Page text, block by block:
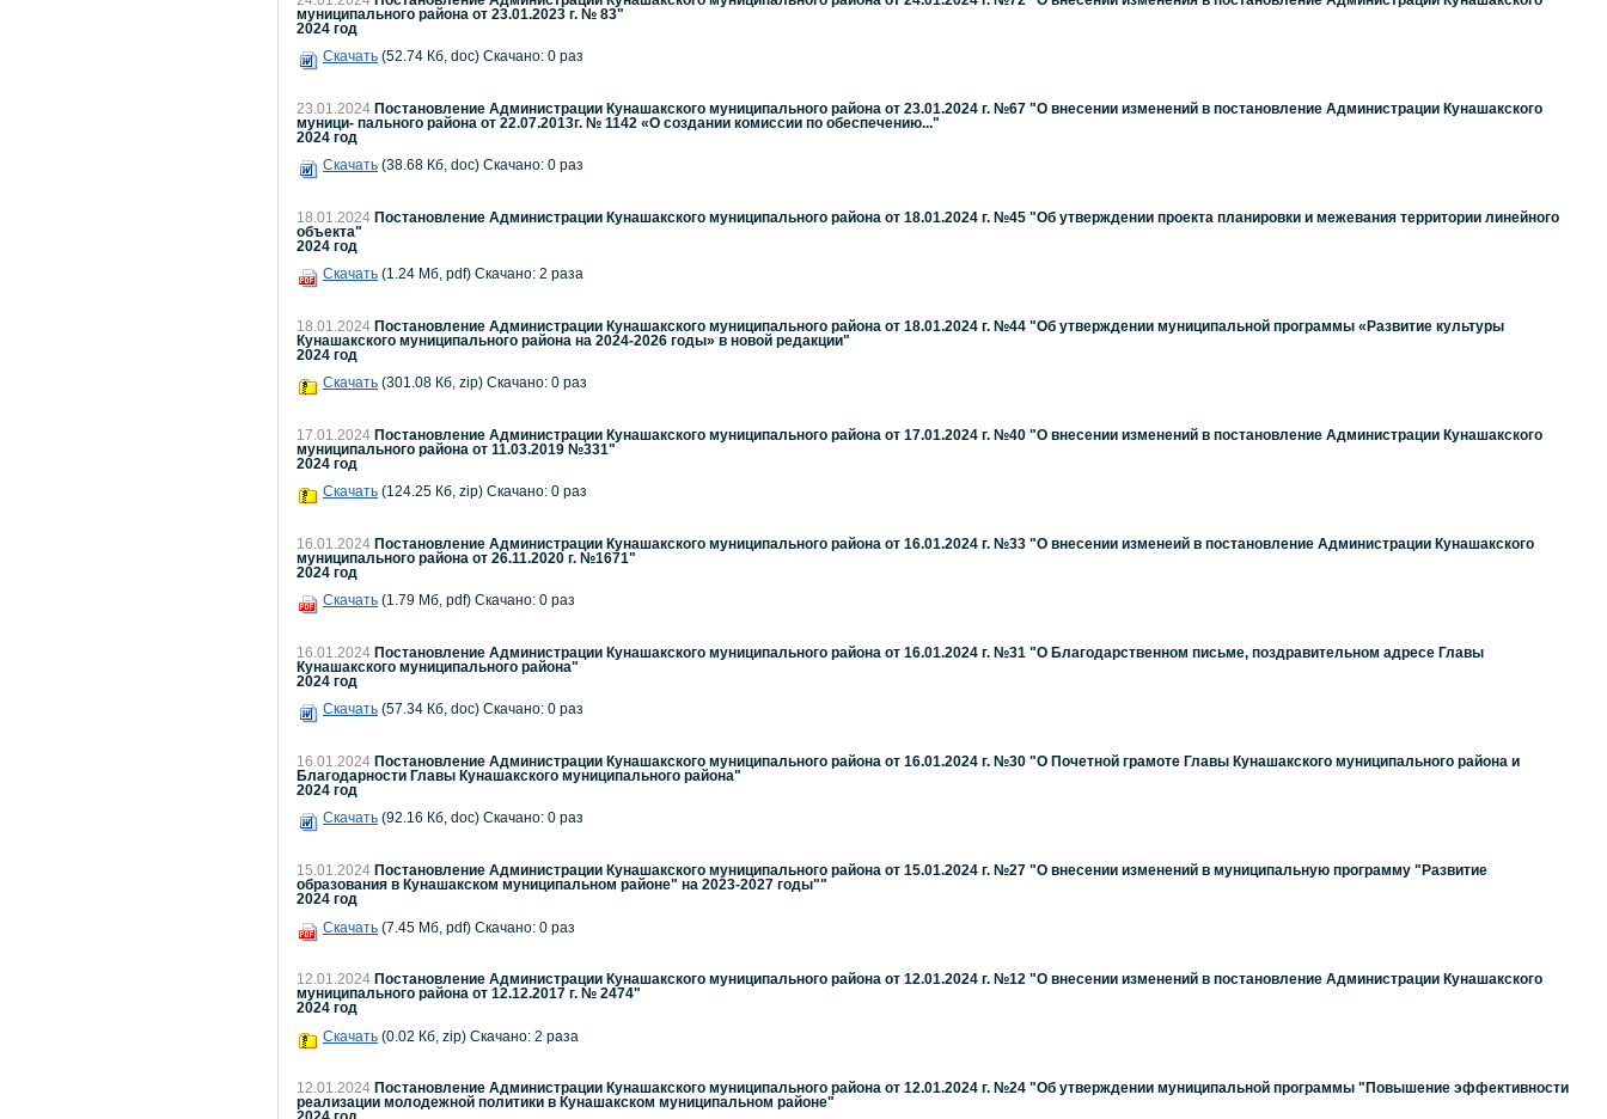
муниципального района от 23.01.2023 г. № 83"
2024 год
Скачать (52.74 Кб, doc) Скачано: 0 раз
23.01.2024 Постановление Администрации Кунашакского муниципального района от 23.01.2024 г. №67 "О внесении изменений в постановление Администрации Кунашакского
муници- пального района от 22.07.2013г. № 1142 «О создании комиссии по обеспечению..."
2024 год
Скачать (38.68 Кб, doc) Скачано: 0 раз
18.01.2024 Постановление Администрации Кунашакского муниципального района от 18.01.2024 г. №45 "Об утверждении проекта планировки и межевания территории линейного
объекта"
2024 год
Скачать (1.24 Мб, pdf) Скачано: 2 раза
18.01.2024 Постановление Администрации Кунашакского муниципального района от 18.01.2024 г. №44 "Об утверждении муниципальной программы «Развитие культуры
Кунашакского муниципального района на 2024-2026 годы» в новой редакции"
2024 год
Скачать (301.08 Кб, zip) Скачано: 0 раз
17.01.2024 Постановление Администрации Кунашакского муниципального района от 17.01.2024 г. №40 "О внесении изменений в постановление Администрации Кунашакского
муниципального района от 11.03.2019 №331"
2024 год
Скачать (124.25 Кб, zip) Скачано: 0 раз
16.01.2024 Постановление Администрации Кунашакского муниципального района от 16.01.2024 г. №33 "О внесении изменеий в постановление Администрации Кунашакского
муниципального района от 26.11.2020 г. №1671"
2024 год
Скачать (1.79 Мб, pdf) Скачано: 0 раз
16.01.2024 Постановление Администрации Кунашакского муниципального района от 16.01.2024 г. №31 "О Благодарственном письме, поздравительном адресе Главы
Кунашакского муниципального района"
2024 год
Скачать (57.34 Кб, doc) Скачано: 0 раз
16.01.2024 Постановление Администрации Кунашакского муниципального района от 16.01.2024 г. №30 "О Почетной грамоте Главы Кунашакского муниципального района и
Благодарности Главы Кунашакского муниципального района"
2024 год
Скачать (92.16 Кб, doc) Скачано: 0 раз
15.01.2024 Постановление Администрации Кунашакского муниципального района от 15.01.2024 г. №27 "О внесении изменений в муниципальную программу "Развитие
образования в Кунашакском муниципальном районе" на 2023-2027 годы""
2024 год
Скачать (7.45 Мб, pdf) Скачано: 0 раз
12.01.2024 Постановление Администрации Кунашакского муниципального района от 12.01.2024 г. №12 "О внесении изменений в постановление Администрации Кунашакского
муниципального района от 12.12.2017 г. № 2474"
2024 год
Скачать (0.02 Кб, zip) Скачано: 2 раза
12.01.2024 Постановление Администрации Кунашакского муниципального района от 12.01.2024 г. №24 "Об утверждении муниципальной программы "Повышение эффективности
реализации молодежной политики в Кунашакском муниципальном районе"